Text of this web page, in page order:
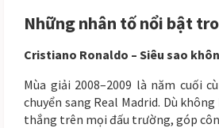
Những nhân tố nổi bật
Cristiano Ronaldo – Siêu sao
Mùa giải 2008–2009 là năm cuối
chuyển sang Real Madrid. Dù
thắng trên mọi đấu trường, góp